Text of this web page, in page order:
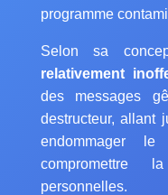
programme
Selon sa
relativement
des messages
destructeur, allant
endommager le
compromettre
personnelles.